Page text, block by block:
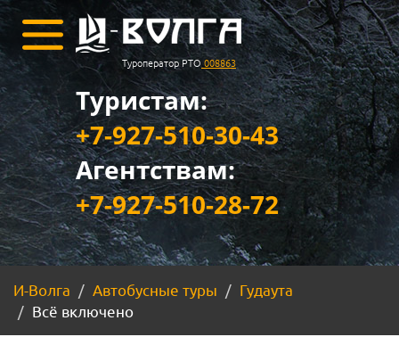
Туроператор РТО 008863
Туристам:
+7-927-510-30-43
Агентствам:
+7-927-510-28-72
И-Волга Автобусные туры
Гудаута
Всё включено